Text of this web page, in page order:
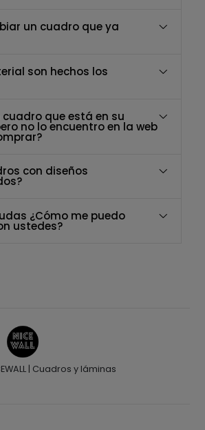
un cuadro que ya
son hechos los
que está en su
no lo encuentro en la web
con diseños
¿Cómo me puedo
ustedes?
| Cuadros y láminas